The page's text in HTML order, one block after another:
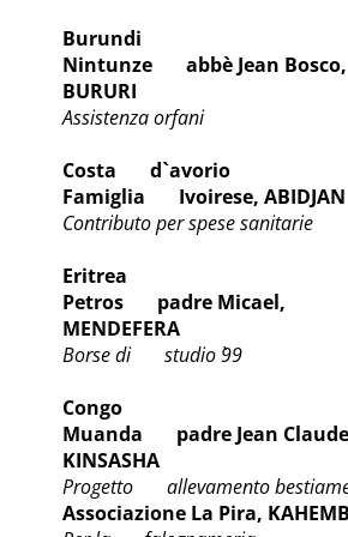
Burundi
Nintunze abbè Jean Bosco,
BURURI
Assistenza orfani
Costa d`avorio
Famiglia Ivoirese, ABIDJAN
Contributo per spese sanitarie
Eritrea
Petros padre Micael,
MENDEFERA
Borse di studio `99
Congo
Muanda padre Jean
KINSASHA
Progetto allevamento
Associazione La Pira,